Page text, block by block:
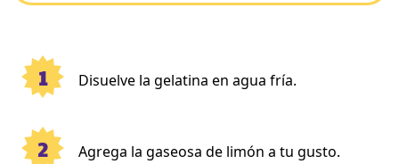
1 Disuelve la gelatina en agua fría.
2 Agrega la gaseosa de limón a tu gusto.